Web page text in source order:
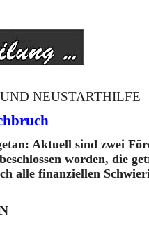
NEUSTARTHILFE
Aktuell sind zwei
worden, die
alle finanziellen